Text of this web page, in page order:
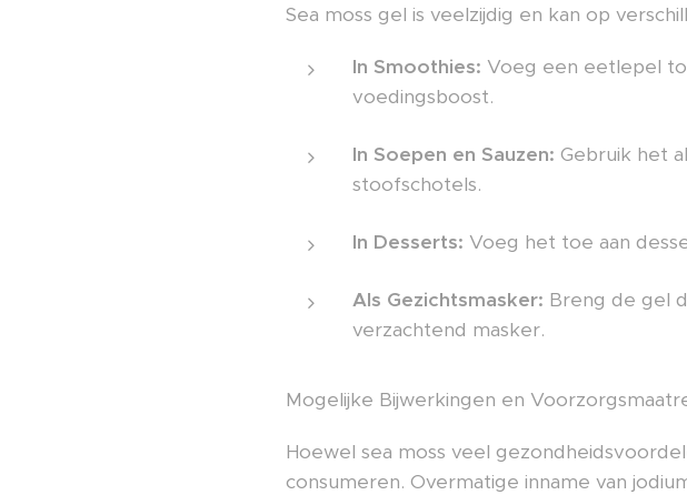
Sea moss gel is veelzijdig en kan op
In Smoothies: Voeg een eetlepel
voedingsboost.
In Soepen en Sauzen: Gebruik het
stoofschotels.
In Desserts: Voeg het toe aan
Als Gezichtsmasker: Breng de gel
verzachtend masker.
Mogelijke Bijwerkingen en
Hoewel sea moss veel
consumeren. Overmatige inname van